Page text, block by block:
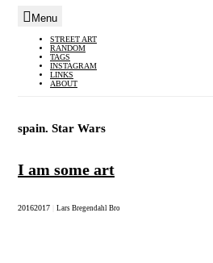
Skip
content
Menu
STREET ART
RANDOM
TAGS
INSTAGRAM
LINKS
ABOUT
spain. Star Wars
I am some art
20162017 Lars Bregendahl Bro